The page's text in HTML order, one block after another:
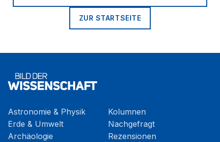
ZUR STARTSEITE
Astronomie & Physik
Erde & Umwelt
Archäologie
Kolumnen
Nachgefragt
Rezensionen